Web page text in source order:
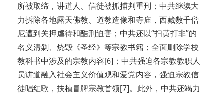
所被取缔，讲道人、信徒被抓捕判重刑；中共继续大
力拆除各地露天佛教、道教造像和寺庙，西藏数千僧
尼遭到关押虐待和酷刑迫害；中共还以“扫黄打非”的
名义清剿、烧毁《圣经》等宗教书籍；全面删除学校
教科书中涉及的宗教内容[6]；中共强迫各宗教教职人
员讲道融入社会主义价值观和爱党内容，强迫宗教信
徒唱红歌，扶植冒牌宗教首领[7]。此外，中共还竭力